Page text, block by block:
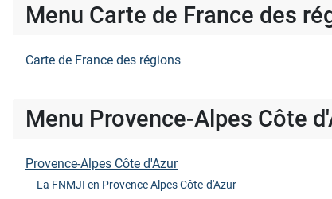
Menu Carte de France des
Carte de France des régions
Menu Provence-Alpes Côte
Provence-Alpes Côte d'Azur
La FNMJI en Provence Alpes Côte-d'Azur